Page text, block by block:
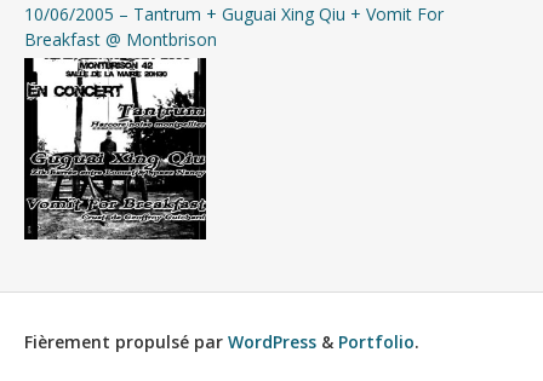
10/06/2005 – Tantrum + Guguai Xing Qiu + Vomit For
Breakfast @ Montbrison
Fièrement propulsé par WordPress & Portfolio.